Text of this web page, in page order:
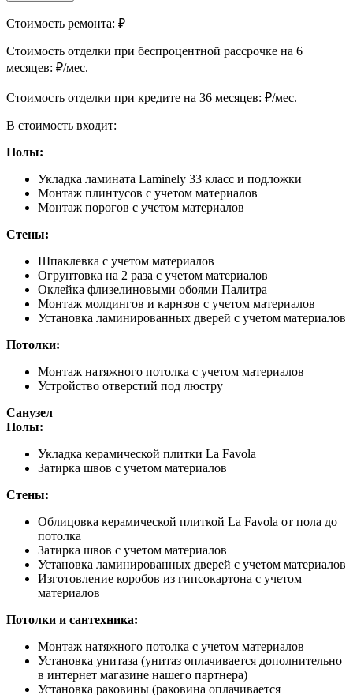
Стоимость ремонта: ₽
Cтоимость отделки при беспроцентной рассрочке на 6
месяцев: ₽/мес.
Cтоимость отделки при кредите на 36 месяцев: ₽/мес.
В стоимость входит:
Полы:
Укладка ламината Laminely 33 класс и подложки
Монтаж плинтусов с учетом материалов
Монтаж порогов с учетом материалов
Стены:
Шпаклевка с учетом материалов
Огрунтовка на 2 раза с учетом материалов
Оклейка флизелиновыми обоями Палитра
Монтаж молдингов и карнзов с учетом материалов
Установка ламинированных дверей с учетом материалов
Потолки:
Монтаж натяжного потолка с учетом материалов
Устройство отверстий под люстру
Санузел
Полы:
Укладка керамической плитки La Favola
Затирка швов с учетом материалов
Стены:
Облицовка керамической плиткой La Favola от пола до
потолка
Затирка швов с учетом материалов
Установка ламинированных дверей с учетом материалов
Изготовление коробов из гипсокартона с учетом
материалов
Потолки и сантехника:
Монтаж натяжного потолка с учетом материалов
Установка унитаза (унитаз оплачивается дополнительно
в интернет магазине нашего партнера)
Установка раковины (раковина оплачивается